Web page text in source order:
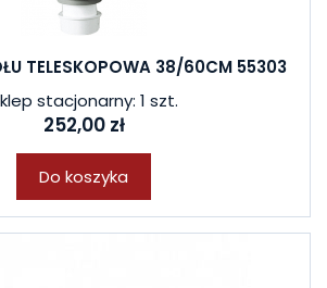
TELESKOPOWA 38/60CM 55303
stacjonarny: 1 szt.
252,00 zł
Do koszyka